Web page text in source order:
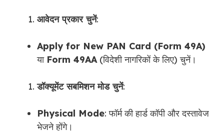
आवेदन प्रकार चुनें:
Apply for New PAN Card (Form 49A)
या Form 49AA (विदेशी नागरिकों के लिए) चुनें।
डॉक्यूमेंट सबमिशन मोड चुनें:
Physical Mode: फॉर्म की हार्ड कॉपी और दस्तावेज
भेजने होंगे।